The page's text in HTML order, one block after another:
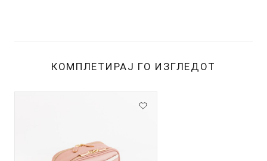
КОМПЛЕТИРАЈ ГО ИЗГЛЕДОТ